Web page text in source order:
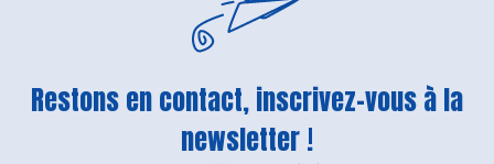
Restons en contact, inscrivez-vous à la
newsletter !